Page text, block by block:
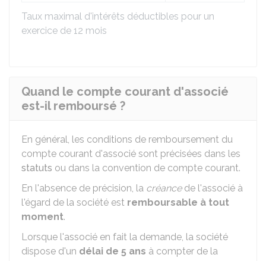
Taux maximal d'intérêts déductibles pour un
exercice de 12 mois
Quand le compte courant d'associé
est-il remboursé ?
En général, les conditions de remboursement du
compte courant d'associé sont précisées dans les
statuts ou dans la convention de compte courant.
En l'absence de précision, la créancede l'associé à
l'égard de la société est remboursable à tout
moment.
Lorsque l'associé en fait la demande, la société
dispose d'un délai de 5 ans à compter de la